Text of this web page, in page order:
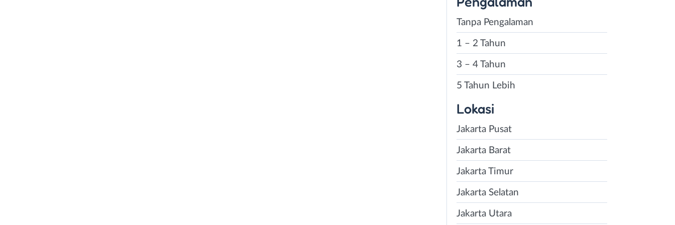
Tanpa Pengalaman
1 – 2 Tahun
3 – 4 Tahun
5 Tahun Lebih
Lokasi
Jakarta Pusat
Jakarta Barat
Jakarta Timur
Jakarta Selatan
Jakarta Utara